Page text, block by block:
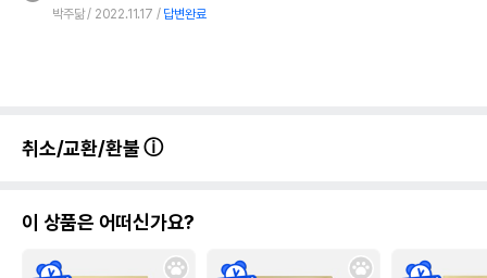
박주닮 2022.11.17 답변완료
취소/교환/환불
이 상품은 어떠신가요?